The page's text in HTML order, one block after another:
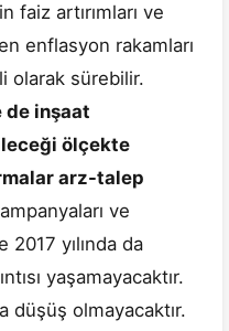
faiz artırımları ve
enflasyon rakamları
olarak sürebilir.
de inşaat
ölçekte
arz-talep
ve
2017 yılında da
yaşamayacaktır.
düşüş olmayacaktır.